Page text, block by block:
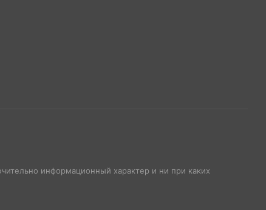
информационный характер и ни при каких